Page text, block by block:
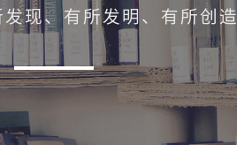
现、有所发明、有所创造